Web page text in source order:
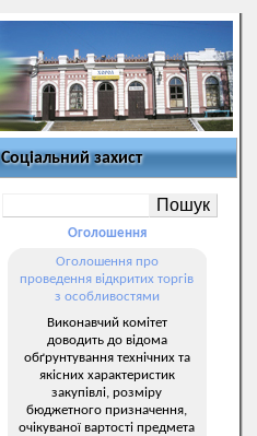
Соціальний захист
Оголошення
Оголошення про
проведення відкритих торгів
з особливостями
Виконавчий комітет
доводить до відома
обґрунтування технічних та
якісних характеристик
закупівлі, розміру
бюджетного призначення,
очікуваної вартості предмета